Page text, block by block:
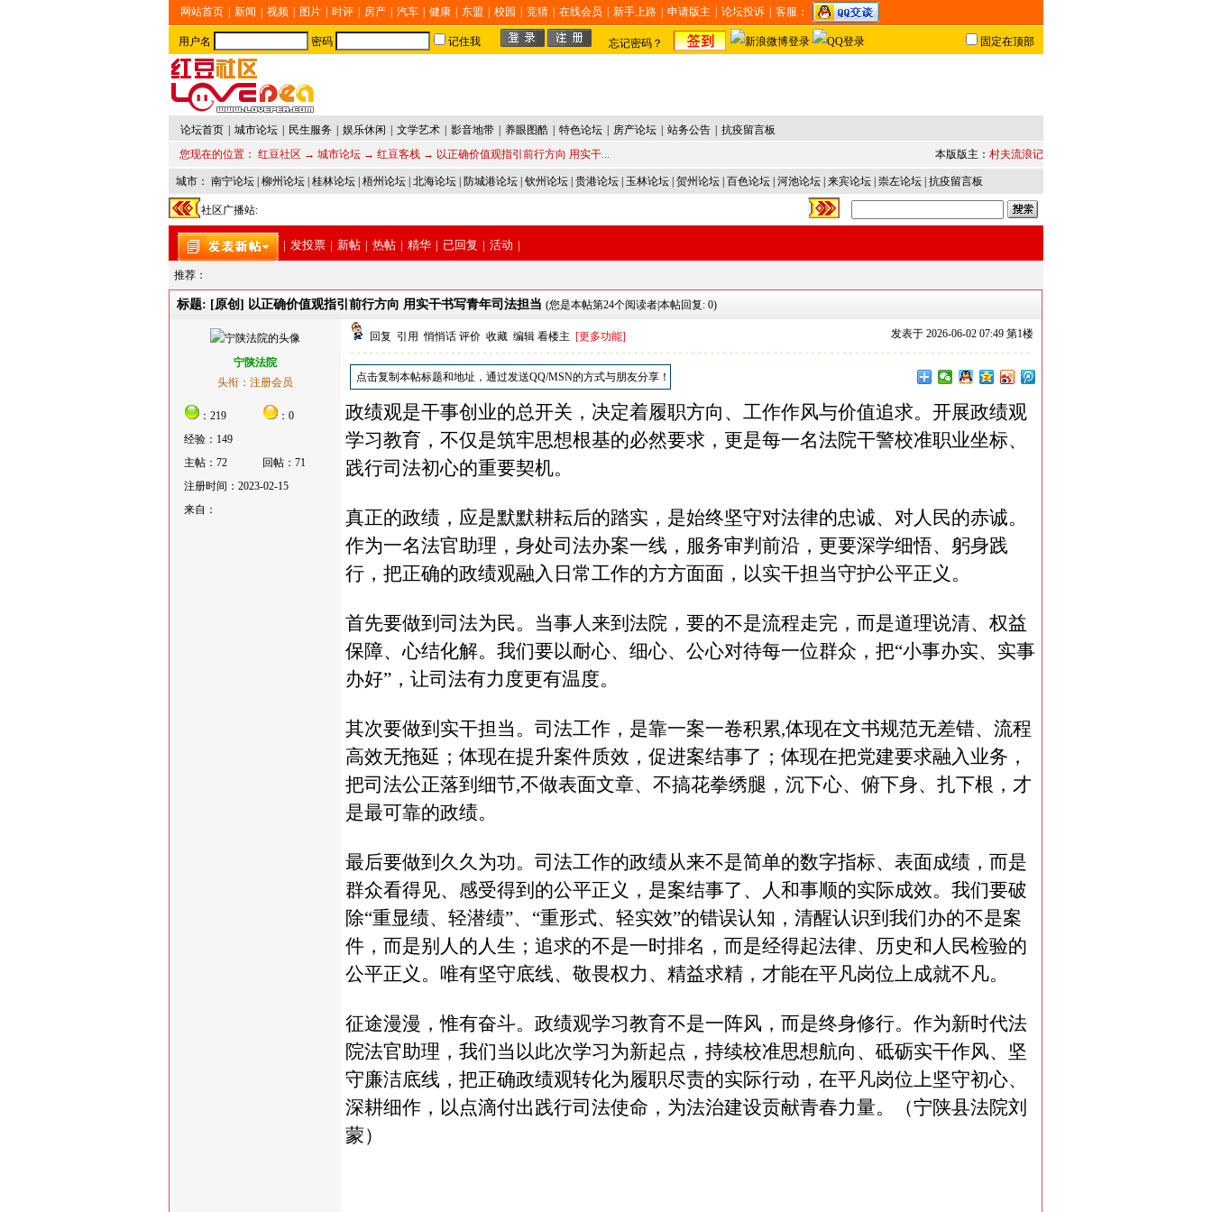
网站首页 新闻 视频 图片 时评 房产 汽车 健康 东盟 校园 竞猜 在线会员 新手上路 申请版主 论坛投诉 客服：
用户名 密码 记住我 忘记密码？ 固定在顶部
论坛首页 城市论坛 民生服务 娱乐休闲 文学艺术 影音地带 养眼图酷 特色论坛 房产论坛 站务公告
抗疫留言板
您现在的位置： 红豆社区 → 城市论坛 → 红豆客栈 → 以正确价值观指引前行方向 用实干... 本版版主： 村夫流浪记
城市： 南宁论坛 柳州论坛 桂林论坛 梧州论坛 北海论坛 防城港论坛 钦州论坛 贵港论坛 玉林论坛 贺州论坛 百色论坛 河池论坛 来宾论坛 崇左论坛 抗疫留言板
社区广播站:
| 发投票 | 新帖 | 热帖 | 精华 | 已回复 | 活动 |
推荐：
标题: [原创] 以正确价值观指引前行方向 用实干书写青年司法担当 (您是本帖第24个阅读者|本帖回复: 0)
宁陕法院
头衔：注册会员
：219
：0
经验：149
主帖：72
回帖：71
注册时间：2023-02-15
来自：
回复 引用 悄悄话 评价 收藏 编辑 看楼主 [更多功能] 发表于 2026-06-02 07:49 第1楼
点击复制本帖标题和地址，通过发送QQ/MSN的方式与朋友分享！
政绩观是干事创业的总开关，决定着履职方向、工作作风与价值追求。开展政绩观
学习教育，不仅是筑牢思想根基的必然要求，更是每一名法院干警校准职业坐标、
践行司法初心的重要契机。
真正的政绩，应是默默耕耘后的踏实，是始终坚守对法律的忠诚、对人民的赤诚。
作为一名法官助理，身处司法办案一线，服务审判前沿，更要深学细悟、躬身践
行，把正确的政绩观融入日常工作的方方面面，以实干担当守护公平正义。
首先要做到司法为民。当事人来到法院，要的不是流程走完，而是道理说清、权益
保障、心结化解。我们要以耐心、细心、公心对待每一位群众，把“小事办实、实事
办好”，让司法有力度更有温度。
其次要做到实干担当。司法工作，是靠一案一卷积累,体现在文书规范无差错、流程
高效无拖延；体现在提升案件质效，促进案结事了；体现在把党建要求融入业务，
把司法公正落到细节,不做表面文章、不搞花拳绣腿，沉下心、俯下身、扎下根，才
是最可靠的政绩。
最后要做到久久为功。司法工作的政绩从来不是简单的数字指标、表面成绩，而是
群众看得见、感受得到的公平正义，是案结事了、人和事顺的实际成效。我们要破
除“重显绩、轻潜绩”、“重形式、轻实效”的错误认知，清醒认识到我们办的不是案
件，而是别人的人生；追求的不是一时排名，而是经得起法律、历史和人民检验的
公平正义。唯有坚守底线、敬畏权力、精益求精，才能在平凡岗位上成就不凡。
征途漫漫，惟有奋斗。政绩观学习教育不是一阵风，而是终身修行。作为新时代法
院法官助理，我们当以此次学习为新起点，持续校准思想航向、砥砺实干作风、坚
守廉洁底线，把正确政绩观转化为履职尽责的实际行动，在平凡岗位上坚守初心、
深耕细作，以点滴付出践行司法使命，为法治建设贡献青春力量。（宁陕县法院刘
蒙）